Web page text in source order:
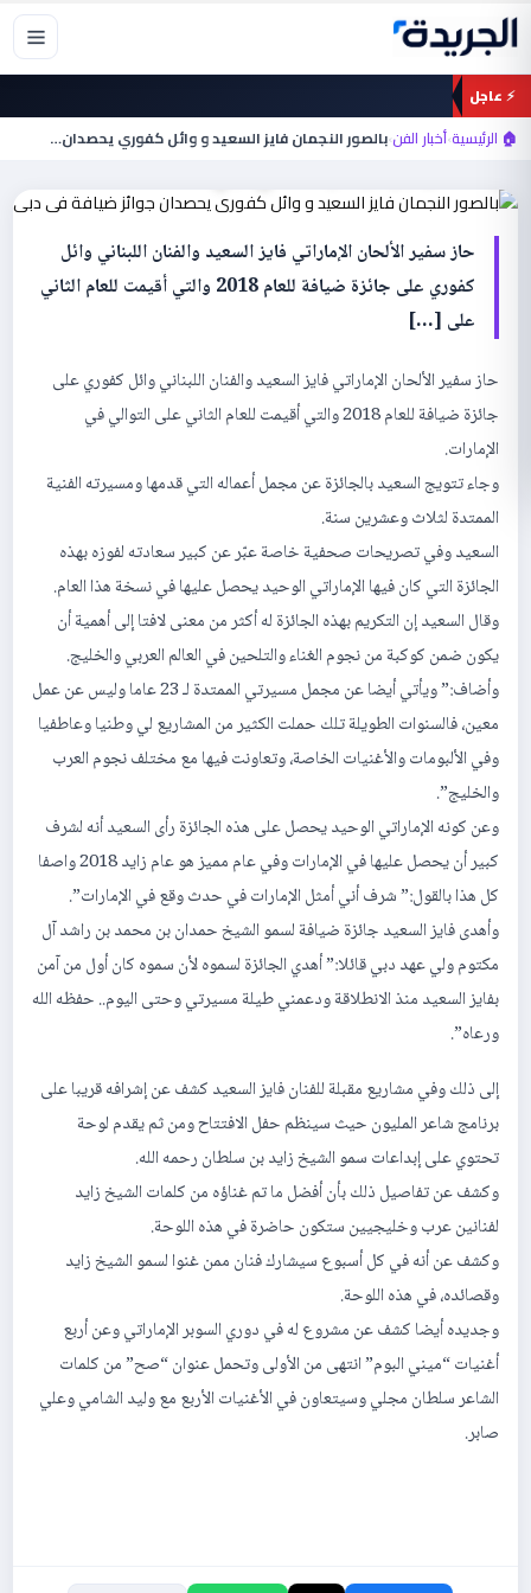
تخطي
المحتوى
⚡ عاجل
🏠 الرئيسية›أخبار الفن›بالصور النجمان فايز السعيد و وائل كفوري يحصدان…
أخبار الفن
بالصور النجمان فايز السعيد و وائل كفوري
حاز سفير الألحان الإماراتي فايز السعيد والفنان اللبناني وائل
كفوري على جائزة ضيافة للعام 2018 والتي أقيمت للعام الثاني
على […]
حاز سفير الألحان الإماراتي فايز السعيد والفنان اللبناني وائل كفوري على
جائزة ضيافة للعام 2018 والتي أقيمت للعام الثاني على التوالي في
الإمارات.
وجاء تتويج السعيد بالجائزة عن مجمل أعماله التي قدمها ومسيرته الفنية
الممتدة لثلاث وعشرين سنة.
السعيد وفي تصريحات صحفية خاصة عبّر عن كبير سعادته لفوزه بهذه
الجائزة التي كان فيها الإماراتي الوحيد يحصل عليها في نسخة هذا العام.
وقال السعيد إن التكريم بهذه الجائزة له أكثر من معنى لافتا إلى أهمية أن
يكون ضمن كوكبة من نجوم الغناء والتلحين في العالم العربي والخليج.
وأضاف:” ويأتي أيضا عن مجمل مسيرتي الممتدة لـ 23 عاما وليس عن عمل
معين، فالسنوات الطويلة تلك حملت الكثير من المشاريع لي وطنيا وعاطفيا
وفي الألبومات والأغنيات الخاصة، وتعاونت فيها مع مختلف نجوم العرب
والخليج”.
وعن كونه الإماراتي الوحيد يحصل على هذه الجائزة رأى السعيد أنه لشرف
كبير أن يحصل عليها في الإمارات وفي عام مميز هو عام زايد 2018 واصفا
كل هذا بالقول:” شرف أني أمثل الإمارات في حدث وقع في الإمارات”.
وأهدى فايز السعيد جائزة ضيافة لسمو الشيخ حمدان بن محمد بن راشد آل
مكتوم ولي عهد دبي قائلا:” أهدي الجائزة لسموه لأن سموه كان أول من آمن
بفايز السعيد منذ الانطلاقة ودعمني طيلة مسيرتي وحتى اليوم.. حفظه الله
ورعاه”.
إلى ذلك وفي مشاريع مقبلة للفنان فايز السعيد كشف عن إشرافه قريبا على
برنامج شاعر المليون حيث سينظم حفل الافتتاح ومن ثم يقدم لوحة
تحتوي على إبداعات سمو الشيخ زايد بن سلطان رحمه الله.
وكشف عن تفاصيل ذلك بأن أفضل ما تم غناؤه من كلمات الشيخ زايد
لفنانين عرب وخليجيين ستكون حاضرة في هذه اللوحة.
وكشف عن أنه في كل أسبوع سيشارك فنان ممن غنوا لسمو الشيخ زايد
وقصائده، في هذه اللوحة.
وجديده أيضا كشف عن مشروع له في دوري السوبر الإماراتي وعن أربع
أغنيات “ميني البوم” انتهى من الأولى وتحمل عنوان “صح” من كلمات
الشاعر سلطان مجلي وسيتعاون في الأغنيات الأربع مع وليد الشامي وعلي
صابر.